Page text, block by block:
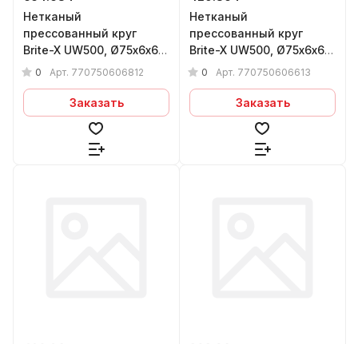
Нетканый
прессованный круг
Brite-X UW500, Ø75х6x6
мм 8A CRS
0 Арт. 770750606812
Заказать
Нетканый
прессованный круг
Brite-X UW500, Ø75х6x6
мм 6A MED
0 Арт. 770750606613
Заказать